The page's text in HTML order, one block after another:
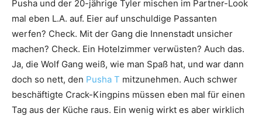
Pusha und der 20-jährige Tyler mischen im Partner-Look
mal eben L.A. auf. Eier auf unschuldige Passanten
werfen? Check. Mit der Gang die Innenstadt unsicher
machen? Check. Ein Hotelzimmer verwüsten? Auch das.
Ja, die Wolf Gang weiß, wie man Spaß hat, und war dann
doch so nett, den Pusha T mitzunehmen. Auch schwer
beschäftigte Crack-Kingpins müssen eben mal für einen
Tag aus der Küche raus. Ein wenig wirkt es aber wirklich